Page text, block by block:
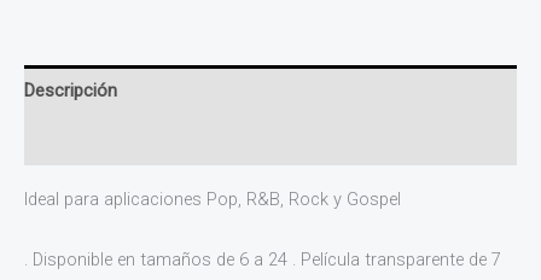
Descripción
Ideal para aplicaciones Pop, R&B, Rock y Gospel
. Disponible en tamaños de 6 a 24 . Película transparente de 7